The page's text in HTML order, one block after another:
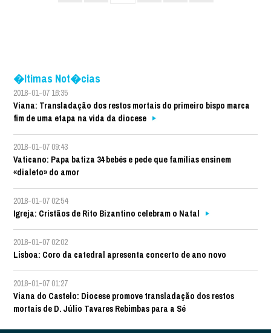
�ltimas Not�cias
2018-01-07 16:35
Viana: Transladação dos restos mortais do primeiro bispo marca
fim de uma etapa na vida da diocese
2018-01-07 09:43
Vaticano: Papa batiza 34 bebés e pede que famílias ensinem
«dialeto» do amor
2018-01-07 02:54
Igreja: Cristãos de Rito Bizantino celebram o Natal
2018-01-07 02:02
Lisboa: Coro da catedral apresenta concerto de ano novo
2018-01-07 01:27
Viana do Castelo: Diocese promove transladação dos restos
mortais de D. Júlio Tavares Rebimbas para a Sé